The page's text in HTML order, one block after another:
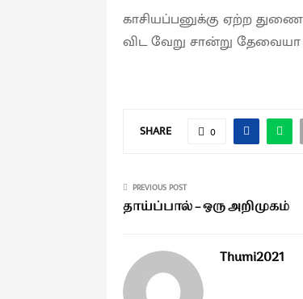
காசியப்பனுக்கு ஏற்ற
விட வேறு சான்று
SHARE 0
PREVIOUS POST
தாய்ப்பால் – ஒரு அறிமுகம்
Thumi2021